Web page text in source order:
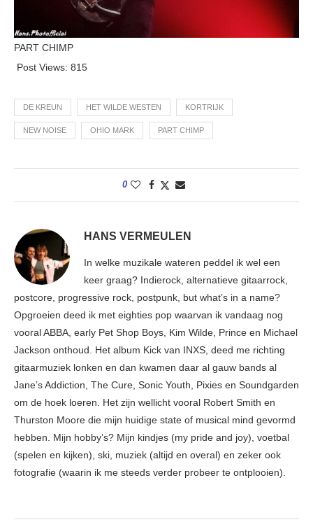
PART CHIMP
Post Views: 815
DE KREUN HET WILDE WESTEN KORTRIJK
NEW NOISE OHIO MARK PART CHIMP
0
HANS VERMEULEN
In welke muzikale wateren peddel ik wel een
keer graag? Indierock, alternatieve gitaarrock,
postcore, progressive rock, postpunk, but what’s in a name?
Opgroeien deed ik met eighties pop waarvan ik vandaag nog
vooral ABBA, early Pet Shop Boys, Kim Wilde, Prince en Michael
Jackson onthoud. Het album Kick van INXS, deed me richting
gitaarmuziek lonken en dan kwamen daar al gauw bands al
Jane’s Addiction, The Cure, Sonic Youth, Pixies en Soundgarden
om de hoek loeren. Het zijn wellicht vooral Robert Smith en
Thurston Moore die mijn huidige state of musical mind gevormd
hebben. Mijn hobby’s? Mijn kindjes (my pride and joy), voetbal
(spelen en kijken), ski, muziek (altijd en overal) en zeker ook
fotografie (waarin ik me steeds verder probeer te ontplooien).